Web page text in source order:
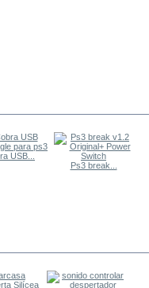
USB...
Ps3 break...